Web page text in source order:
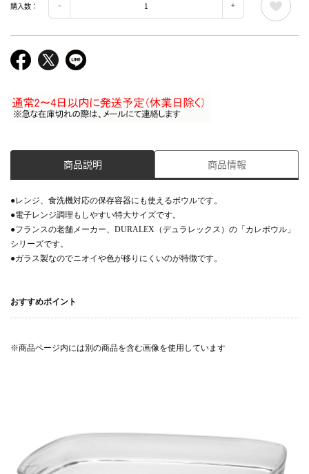
購入数：
商品説明 商品情報
●レンジ、食洗機対応の保存容器にも使えるボウルです。
●電子レンジ調理もしやすい特大サイズです。
●フランスの老舗メーカー、DURALEX（デュラレックス）の「カレボウル」
シリーズです。
●ガラス製なのでニオイや色が移りにくいのが特徴です。
おすすめポイント
※商品ページ内には別の商品を含む画像を使用しています